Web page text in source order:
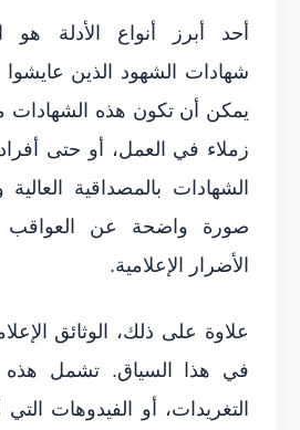
أحد أبرز أنواع الأدلة
شهادات الشهود الذين عايشوا
يمكن أن تكون هذه الشهادات
زملاء في العمل، أو حتى
الشهادات بالمصداقية
صورة واضحة عن
الأضرار الإعلامية.
علاوة على ذلك، الوثائق
في هذا السياق. تشمل هذه
التغريدات، أو الفيدوهات